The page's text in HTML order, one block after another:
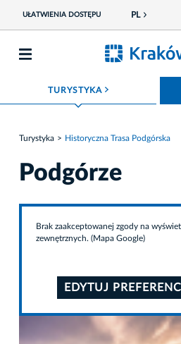
UŁATWIENIA DOSTĘPU PL
TURYSTYKA ROZWIŃ MENU
Turystyka Historyczna Trasa Podgórska
Podgórze
Brak zaakceptowanej zgody na
zewnętrznych. (Mapa Google)
EDYTUJ